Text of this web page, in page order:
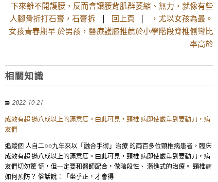
下來離不開護腰，反而會讓腰背肌群萎縮、無力，就像有些
人腳骨折打石膏，石膏拆 | 回上頁 |
，尤以女孩為最。
女孩青春期早 於男孩，醫療護膝推薦於小學階段脊椎側彎比
率高於
相關知識
2022-10-21
成效有超 過八成以上的滿意度。由此可見，頸椎 病即使嚴重到要動刀，病
友們
追蹤個 人自二○○九年來以「融合手術」治療 的兩百多位頸椎病患者，臨床
成效有超 過八成以上的滿意度。由此可見，頸椎 病即使嚴重到要動刀，病
友們切勿驚 慌，但一定要和醫師配合，做階段性、 漸進式的治療。 頸椎病
如何預防？ 俗話說：「坐乎正，才會得